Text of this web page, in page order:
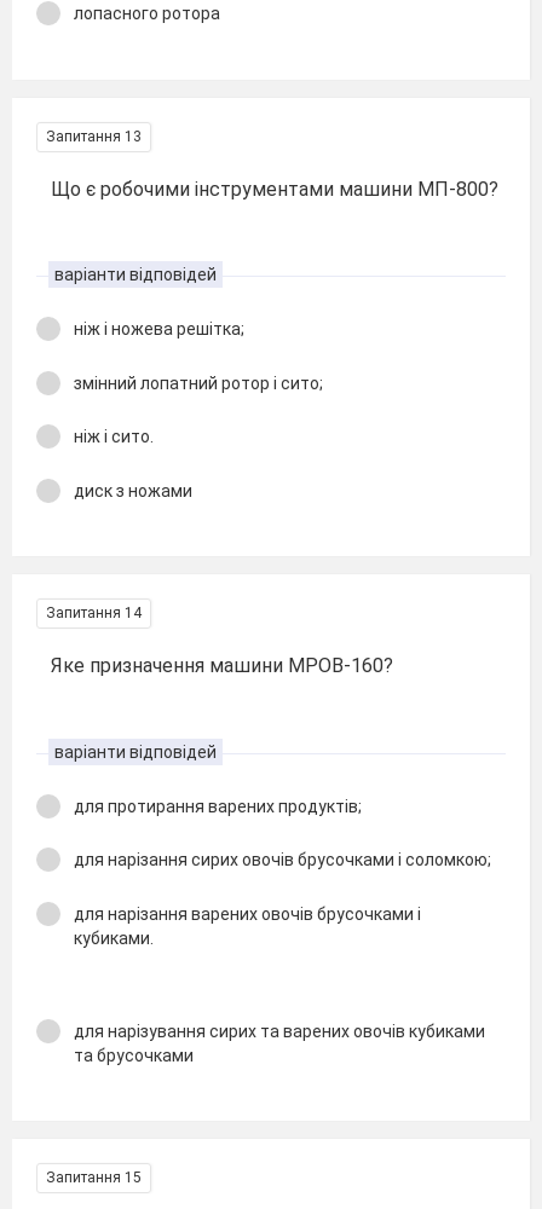
лопасного ротора
Запитання 13
Що є робочими інструментами машини МП-800?
варіанти відповідей
ніж і ножева решітка;
змінний лопатний ротор і сито;
ніж і сито.
диск з ножами
Запитання 14
Яке призначення машини МРОВ-160?
варіанти відповідей
для протирання варених продуктів;
для нарізання сирих овочів брусочками і соломкою;
для нарізання варених овочів брусочками і
кубиками.
для нарізування сирих та варених овочів кубиками
та брусочками
Запитання 15